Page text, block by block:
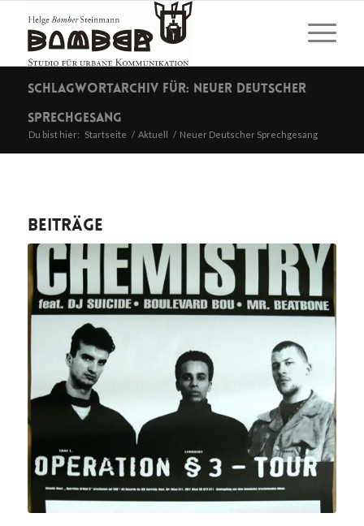
Schlagwortarchiv für: Neuer Deutscher
Sprechgesang
Du bist hier: Startseite / Aktuell / Neuer Deutscher Sprechgesang
Beiträge